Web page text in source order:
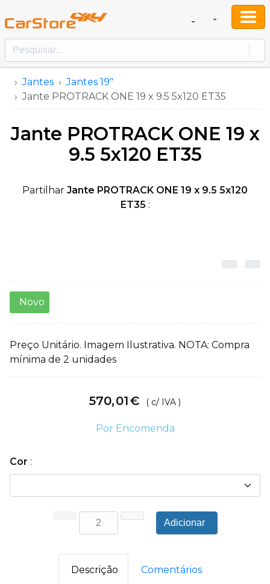
Jantes
Jantes 19"
Jante PROTRACK ONE 19 x 9.5 5x120 ET35
Jante PROTRACK ONE 19 x
9.5 5x120 ET35
Partilhar Jante PROTRACK ONE 19 x 9.5 5x120
ET35 :
Novo
Preço Unitário. Imagem Ilustrativa. NOTA: Compra
mínima de 2 unidades
570,01€ ( c/ IVA )
Por Encomenda
Cor :
Adicionar
Descrição Comentários